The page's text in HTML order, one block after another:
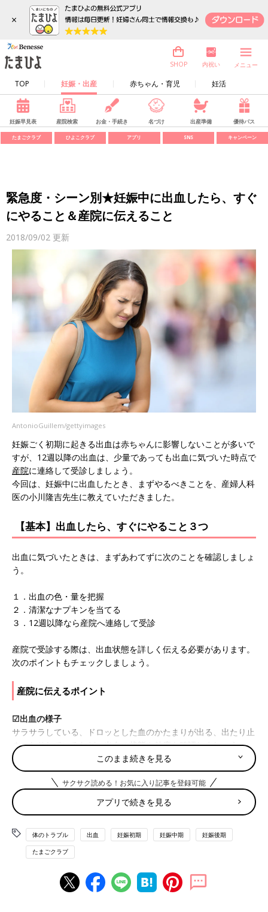
×
TOP 妊娠・出産 赤ちゃん・育児 妊活
SHOP 内祝い メニュー
妊娠早見表 産院検索 お金・手続き 名づけ 出産準備 優待パス
たまごクラブ ひよこクラブ アプリ SNS キャンペーン
緊急度・シーン別★妊娠中に出血したら、すぐ
にやること＆産院に伝えること
2018/09/02 更新
AntonioGuillem/gettyimages
妊娠ごく初期に起きる出血は赤ちゃんに影響しないことが多いで
すが、12週以降の出血は、少量であっても出血に気づいた時点で
産院に連絡して受診しましょう。
今回は、妊娠中に出血したとき、まずやるべきことを、産婦人科
医の小川隆吉先生に教えていただきました。
【基本】出血したら、すぐにやること３つ
出血に気づいたときは、まずあわてずに次のことを確認しましょ
う。
１．出血の色・量を把握
２．清潔なナプキンを当てる
３．12週以降なら産院へ連絡して受診
産院で受診する際は、出血状態を詳しく伝える必要があります。
次のポイントもチェックしましょう。
産院に伝えるポイント
☑出血の様子
サラサラしている、ドロッとした血のかたまりが出る、出たり止
まったりしているなど、出血の状態や粘度を確認しましょう。
☑出血の色
鮮やかな赤の場合は新しい出血で、生理の終わりごろのような茶
色は子宮内にたまっていた古い血液が出てきた可能性がありま
す。
☑出血量
「生理2日目くらいで多量」
に混じる程度」
など、出血量を具体的に伝えて。
このまま続きを見る
サクサク読める！お気に入り記事を登録可能
アプリで続きを見る
体のトラブル 出血 妊娠初期 妊娠中期 妊娠後期
たまごクラブ